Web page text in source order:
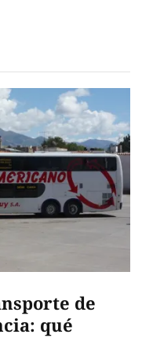
de
qué